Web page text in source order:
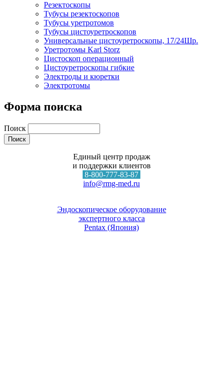
Резектоскопы
Тубусы резектоскопов
Тубусы уретротомов
Тубусы цистоуретроскопов
Универсальные цистоуретроскопы, 17/24Шр.
Уретротомы Karl Storz
Цистоскоп операционный
Цистоуретроскопы гибкие
Электроды и кюретки
Электротомы
Форма поиска
Поиск
Единый центр продаж
и поддержки клиентов
8-800-777-83-87
info@rmg-med.ru
Эндоскопическое оборудование
экспертного класса
Pentax (Япония)